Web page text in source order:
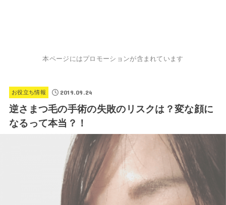
本ページにはプロモーションが含まれています
お役立ち情報 2019.09.24
逆さまつ毛の手術の失敗のリスクは？変な顔に
なるって本当？！